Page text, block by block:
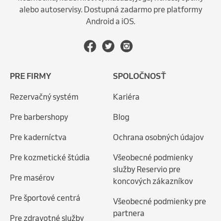
alebo autoservisy. Dostupná zadarmo pre platformy
Android a iOS.
PRE FIRMY
Rezervačný systém
Pre barbershopy
Pre kaderníctva
Pre kozmetické štúdia
Pre masérov
Pre športové centrá
Pre zdravotné služby
SPOLOČNOSŤ
Kariéra
Blog
Ochrana osobných údajov
Všeobecné podmienky
služby Reservio pre
koncových zákazníkov
Všeobecné podmienky pre
partnera